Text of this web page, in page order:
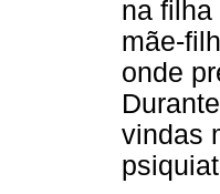
na filha
mãe-
onde
vindas